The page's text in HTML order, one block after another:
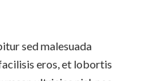
sed malesuada
eros, et lobortis